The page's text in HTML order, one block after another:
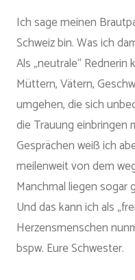
Ich sage meinen
Schweiz bin. Was ich
Als „neutrale“
Müttern, Vätern,
umgehen, die sich
die Trauung einbringen
Gesprächen weiß ich
meilenweit von dem
Manchmal liegen sogar
Und das kann ich als
Herzensmenschen
bspw. Eure Schwester.